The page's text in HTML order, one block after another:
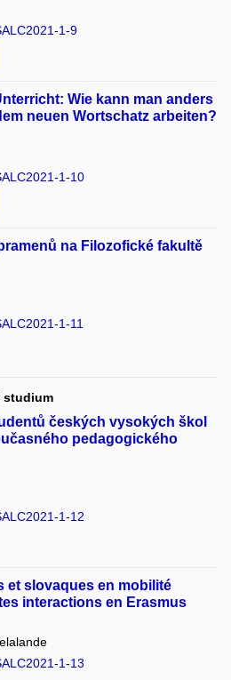
1-9
Wie kann man anders
neuen Wortschatz arbeiten?
1-10
na Filozofické fakultě
1-11
studium
českých vysokých škol
pedagogického
1-12
et slovaques en mobilité
interactions en Erasmus
1-13